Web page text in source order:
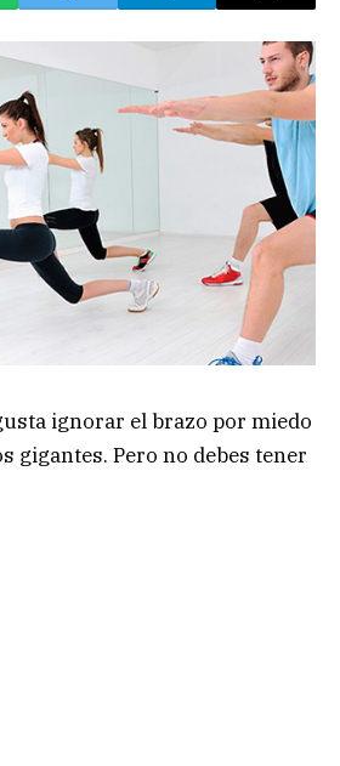
ignorar el brazo por miedo
gigantes. Pero no debes tener